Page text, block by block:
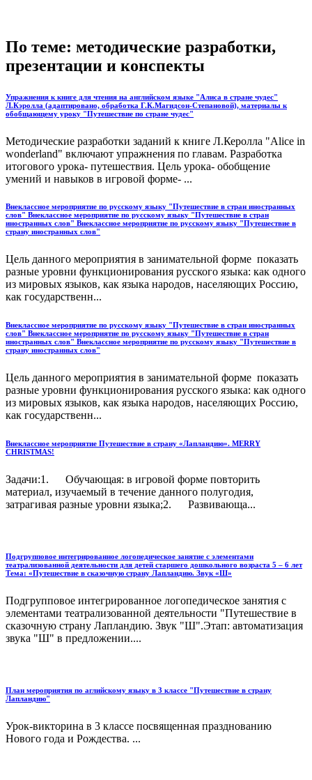
По теме: методические разработки,
презентации и конспекты
Упражнения к книге для чтения на английском языке "Алиса в стране чудес"
Л.Кэролла (адаптировано, обработка Г.К.Магидсон-Степановой), материалы к
обобщающему уроку "Путешествие по стране чудес"
Методические разработки заданий к книге Л.Керолла "Alice in
wonderland" включают упражнения по главам. Разработка
итогового урока- путешествия. Цель урока- обобщение
умений и навыков в игровой форме- ...
Внеклассное мероприятие по русскому языку "Путешествие в стран иностранных
слов" Внеклассное мероприятие по русскому языку "Путешествие в стран
иностранных слов" Внеклассное мероприятие по русскому языку "Путешествие в
страну иностранных слов"
Цель данного мероприятия в занимательной форме показать
разные уровни функционирования русского языка: как одного
из мировых языков, как языка народов, населяющих Россию,
как государственн...
Внеклассное мероприятие по русскому языку "Путешествие в стран иностранных
слов" Внеклассное мероприятие по русскому языку "Путешествие в стран
иностранных слов" Внеклассное мероприятие по русскому языку "Путешествие в
страну иностранных слов"
Цель данного мероприятия в занимательной форме показать
разные уровни функционирования русского языка: как одного
из мировых языков, как языка народов, населяющих Россию,
как государственн...
Внеклассное мероприятие Путешествие в страну «Лапландию». MERRY
CHRISTMAS!
Задачи:1. Обучающая: в игровой форме повторить
материал, изучаемый в течение данного полугодия,
затрагивая разные уровни языка;2. Развивающа...
Подгрупповое интегрированное логопедическое занятие с элементами
театрализованной деятельности для детей старшего дошкольного возраста 5 – 6 лет
Тема: «Путешествие в сказочную страну Лапландию. Звук «Ш»
Подгрупповое интегрированное логопедическое занятия с
элементами театрализованной деятельности "Путешествие в
сказочную страну Лапландию. Звук "Ш".Этап: автоматизация
звука "Ш" в предложении....
План мероприятия по аглийскому языку в 3 классе "Путешествие в страну
Лапландию"
Урок-викторина в 3 классе посвященная празднованию
Нового года и Рождества. ...